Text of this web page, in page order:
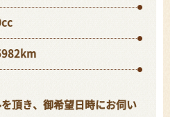
頂き、御希望日時にお伺い